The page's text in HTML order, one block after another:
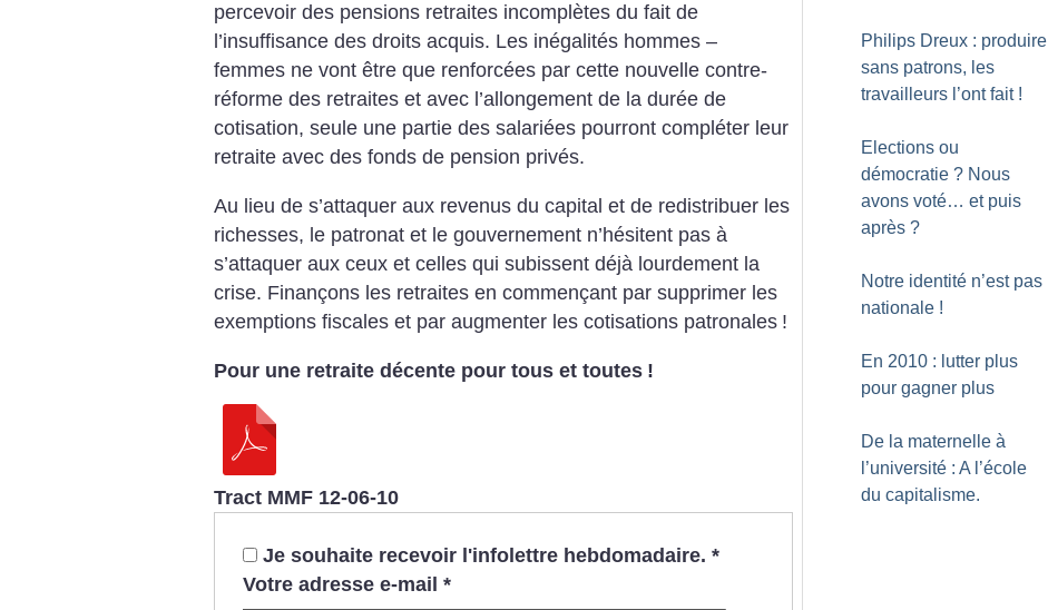
percevoir des pensions retraites incomplètes du fait de
l’insuffisance des droits acquis. Les inégalités hommes –
femmes ne vont être que renforcées par cette nouvelle contre-
réforme des retraites et avec l’allongement de la durée de
cotisation, seule une partie des salariées pourront compléter leur
retraite avec des fonds de pension privés.
Au lieu de s’attaquer aux revenus du capital et de redistribuer les
richesses, le patronat et le gouvernement n’hésitent pas à
s’attaquer aux ceux et celles qui subissent déjà lourdement la
crise. Finançons les retraites en commençant par supprimer les
exemptions fiscales et par augmenter les cotisations patronales !
Pour une retraite décente pour tous et toutes !
Tract MMF 12-06-10
Je souhaite recevoir l'infolettre hebdomadaire. *
Votre adresse e-mail *
Philips Dreux : produire
sans patrons, les
travailleurs l’ont fait !
Elections ou
démocratie ? Nous
avons voté… et puis
après ?
Notre identité n’est pas
nationale !
En 2010 : lutter plus
pour gagner plus
De la maternelle à
l’université : A l’école
du capitalisme.